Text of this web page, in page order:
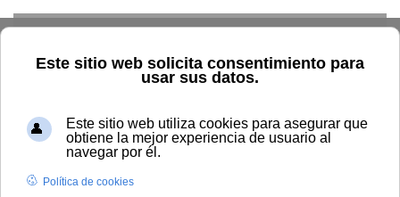
Inicio Vida universitaria
Biblioteca y publicaciones
Publicaciones
Búsqueda por autor